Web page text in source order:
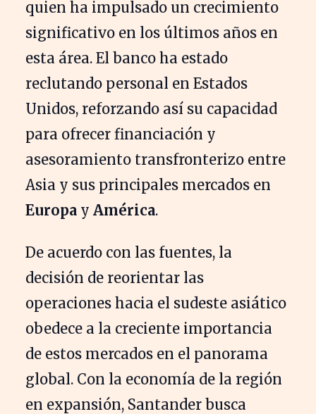
quien ha impulsado un crecimiento
significativo en los últimos años en
esta área. El banco ha estado
reclutando personal en Estados
Unidos, reforzando así su capacidad
para ofrecer financiación y
asesoramiento transfronterizo entre
Asia y sus principales mercados en
Europa y América.
De acuerdo con las fuentes, la
decisión de reorientar las
operaciones hacia el sudeste asiático
obedece a la creciente importancia
de estos mercados en el panorama
global. Con la economía de la región
en expansión, Santander busca